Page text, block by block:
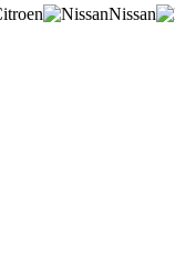
Nissan